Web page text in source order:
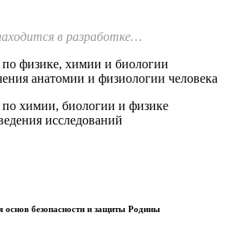
в разработке…
физике, химии и биологии
анатомии и физиологии человека
по химии, биологии и физике
исследований
основ безопасности и защиты Родины